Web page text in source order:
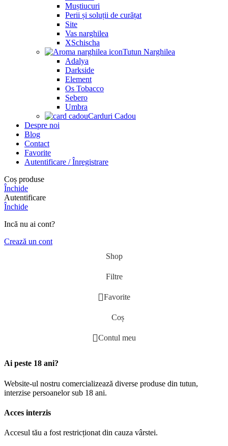
Muștiucuri
Perii și soluții de curățat
Site
Vas narghilea
XSchischa
Tutun Narghilea
Adalya
Darkside
Element
Os Tobacco
Sebero
Umbra
Carduri Cadou
Despre noi
Blog
Contact
Favorite
Autentificare / Înregistrare
Coș produse
Închide
Autentificare
Închide
Incă nu ai cont?
Crează un cont
Shop
Filtre
Favorite
Coș
Contul meu
Ai peste 18 ani?
Website-ul nostru comercializează diverse produse din tutun,
interzise persoanelor sub 18 ani.
Acces interzis
Accesul tău a fost restricționat din cauza vârstei.